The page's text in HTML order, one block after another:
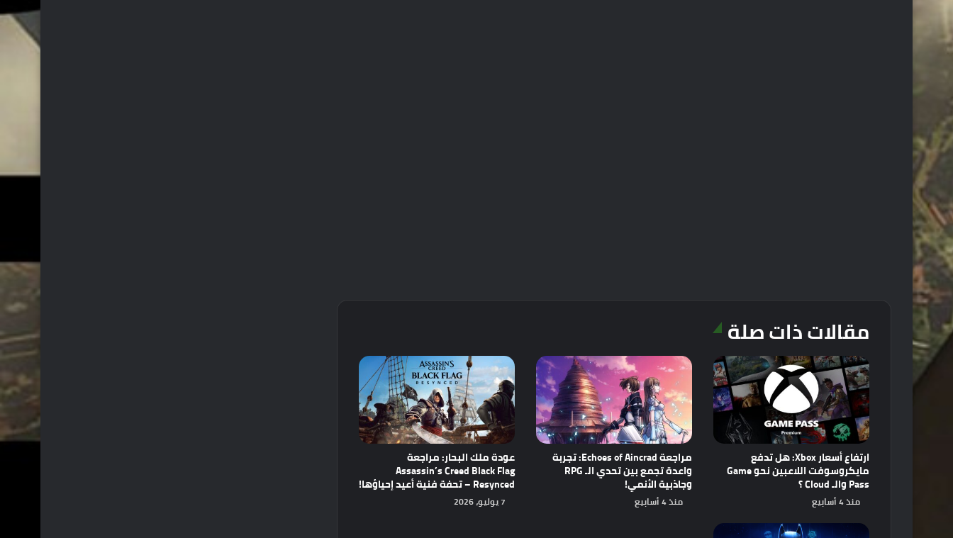
مقالات ذات صلة
ارتفاع أسعار Xbox: هل تدفع
مايكروسوفت اللاعبين نحو Game
Pass والـ Cloud ؟
منذ 4 أسابيع
مراجعة Echoes of Aincrad: تجربة
واعدة تجمع بين تحدي الـ RPG
وجاذبية الأنمي!
منذ 4 أسابيع
عودة ملك البحار: مراجعة
Assassin’s Creed Black Flag
Resynced – تحفة فنية أعيد إحياؤها!
7 يوليو، 2026